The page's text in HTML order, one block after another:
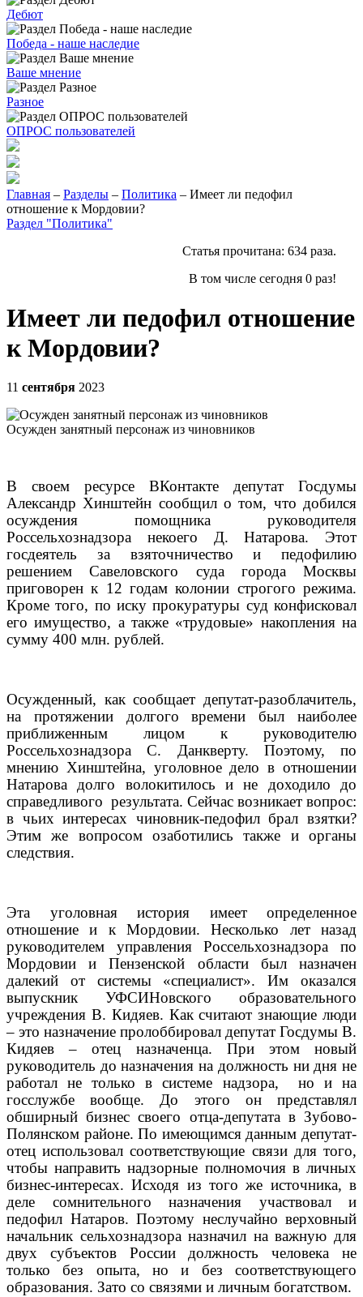
Дебют
Победа - наше наследие
Ваше мнение
Разное
ОПРОС пользователей
Главная – Разделы – Политика – Имеет ли педофил
отношение к Мордовии?
Раздел "Политика"
Статья прочитана: 634 раза.
В том числе сегодня 0 раз!
Имеет ли педофил отношение
к Мордовии?
11 сентября 2023
Осужден занятный персонаж из чиновников
В своем ресурсе ВКонтакте депутат Госдумы
Александр Хинштейн сообщил о том, что добился
осуждения помощника руководителя
Россельхознадзора некоего Д. Натарова. Этот
госдеятель за взяточничество и педофилию
решением Савеловского суда города Москвы
приговорен к 12 годам колонии строгого режима.
Кроме того, по иску прокуратуры суд конфисковал
его имущество, а также «трудовые» накопления на
сумму 400 млн. рублей.
Осужденный, как сообщает депутат-разоблачитель,
на протяжении долгого времени был наиболее
приближенным лицом к руководителю
Россельхознадзора С. Данкверту. Поэтому, по
мнению Хинштейна, уголовное дело в отношении
Натарова долго волокитилось и не доходило до
справедливого результата. Сейчас возникает вопрос:
в чьих интересах чиновник-педофил брал взятки?
Этим же вопросом озаботились также и органы
следствия.
Эта уголовная история имеет определенное
отношение и к Мордовии. Несколько лет назад
руководителем управления Россельхознадзора по
Мордовии и Пензенской области был назначен
далекий от системы «специалист». Им оказался
выпускник УФСИНовского образовательного
учреждения В. Кидяев. Как считают знающие люди
– это назначение пролоббировал депутат Госдумы В.
Кидяев – отец назначенца. При этом новый
руководитель до назначения на должность ни дня не
работал не только в системе надзора, но и на
госслужбе вообще. До этого он представлял
обширный бизнес своего отца-депутата в Зубово-
Полянском районе. По имеющимся данным депутат-
отец использовал соответствующие связи для того,
чтобы направить надзорные полномочия в личных
бизнес-интересах. Исходя из того же источника, в
деле сомнительного назначения участвовал и
педофил Натаров. Поэтому неслучайно верховный
начальник сельхознадзора назначил на важную для
двух субъектов России должность человека не
только без опыта, но и без соответствующего
образования. Зато со связями и личным богатством.